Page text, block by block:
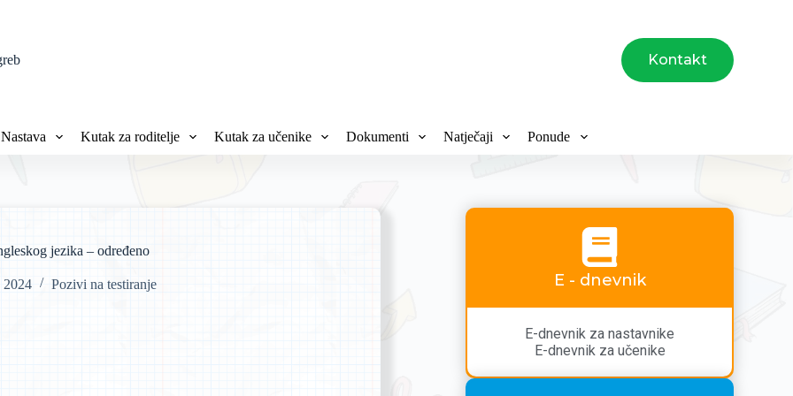
Kontakt
Nastava Kutak za roditelje Kutak za učenike Dokumenti Natječaji Ponude
jezika – određeno
2024 Pozivi na testiranje E - dnevnik
E-dnevnik za nastavnike
E-dnevnik za učenike